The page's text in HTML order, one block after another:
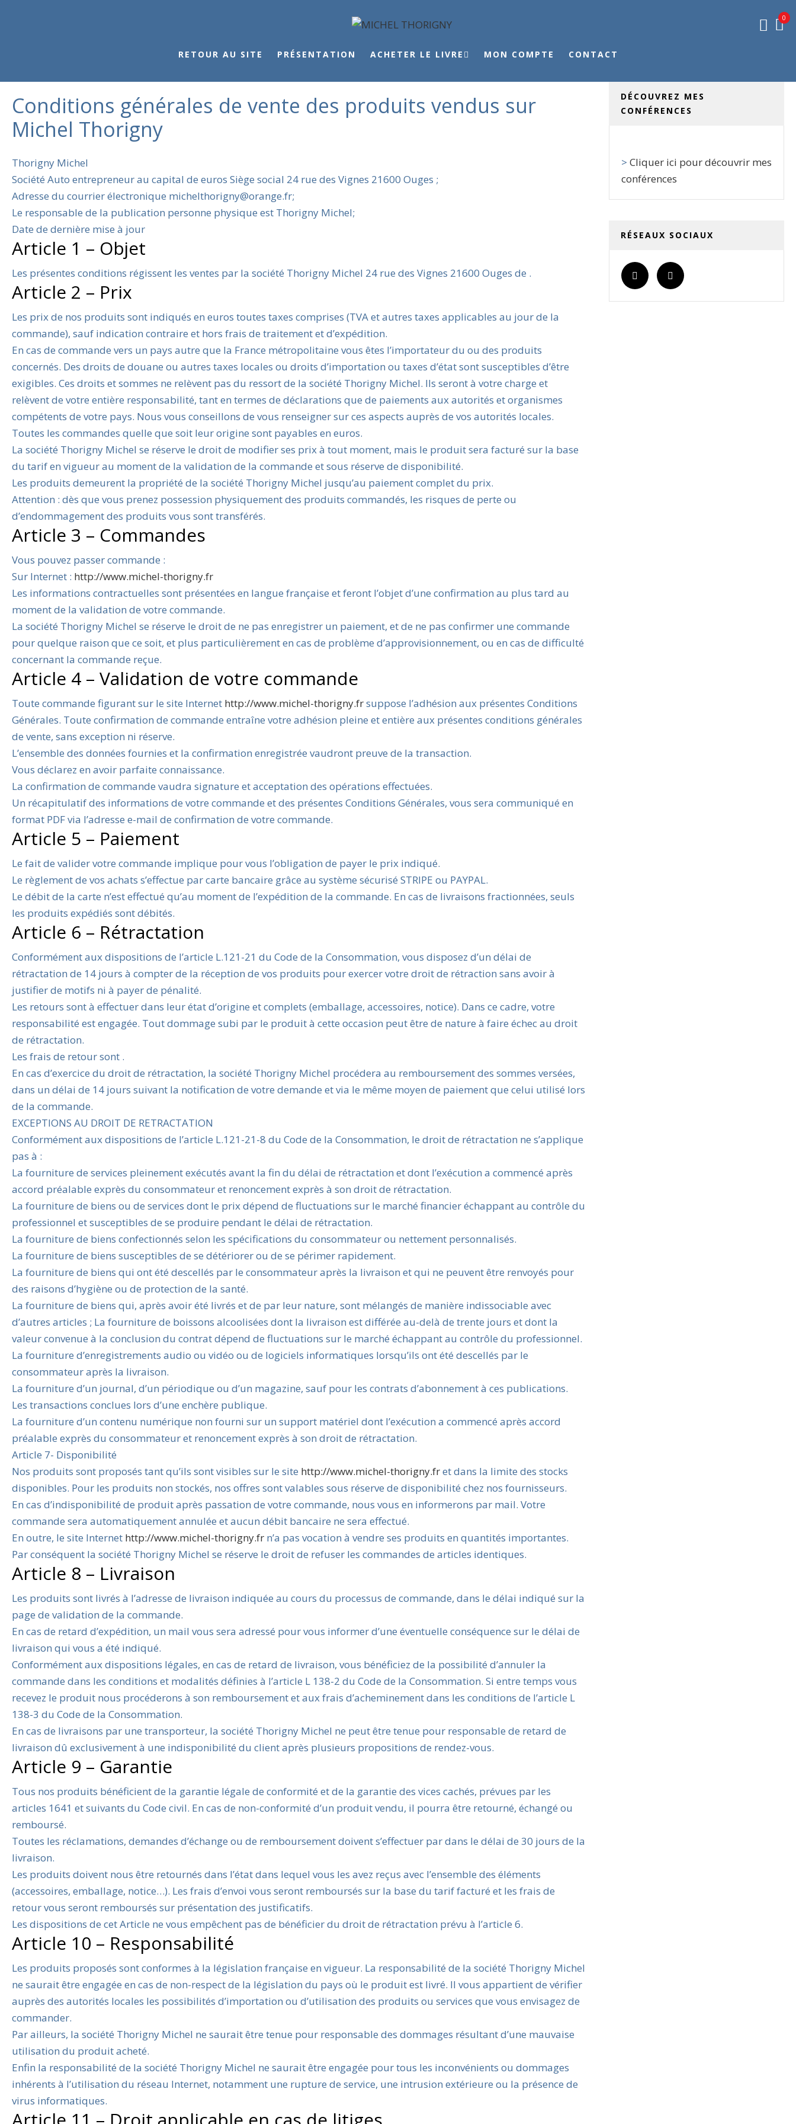
0
RETOUR AU SITE PRÉSENTATION ACHETER LE LIVRE MON COMPTE CONTACT
Conditions générales de vente des produits vendus sur
Michel Thorigny
Thorigny Michel
Société Auto entrepreneur au capital de euros Siège social 24 rue des Vignes 21600 Ouges ;
Adresse du courrier électronique michelthorigny@orange.fr;
Le responsable de la publication personne physique est Thorigny Michel;
Date de dernière mise à jour
Article 1 – Objet
Les présentes conditions régissent les ventes par la société Thorigny Michel 24 rue des Vignes 21600 Ouges de .
Article 2 – Prix
Les prix de nos produits sont indiqués en euros toutes taxes comprises (TVA et autres taxes applicables au jour de la
commande), sauf indication contraire et hors frais de traitement et d’expédition.
En cas de commande vers un pays autre que la France métropolitaine vous êtes l’importateur du ou des produits
concernés. Des droits de douane ou autres taxes locales ou droits d’importation ou taxes d’état sont susceptibles d’être
exigibles. Ces droits et sommes ne relèvent pas du ressort de la société Thorigny Michel. Ils seront à votre charge et
relèvent de votre entière responsabilité, tant en termes de déclarations que de paiements aux autorités et organismes
compétents de votre pays. Nous vous conseillons de vous renseigner sur ces aspects auprès de vos autorités locales.
Toutes les commandes quelle que soit leur origine sont payables en euros.
La société Thorigny Michel se réserve le droit de modifier ses prix à tout moment, mais le produit sera facturé sur la base
du tarif en vigueur au moment de la validation de la commande et sous réserve de disponibilité.
Les produits demeurent la propriété de la société Thorigny Michel jusqu’au paiement complet du prix.
Attention : dès que vous prenez possession physiquement des produits commandés, les risques de perte ou
d’endommagement des produits vous sont transférés.
Article 3 – Commandes
Vous pouvez passer commande :
Sur Internet : http://www.michel-thorigny.fr
Les informations contractuelles sont présentées en langue française et feront l’objet d’une confirmation au plus tard au
moment de la validation de votre commande.
La société Thorigny Michel se réserve le droit de ne pas enregistrer un paiement, et de ne pas confirmer une commande
pour quelque raison que ce soit, et plus particulièrement en cas de problème d’approvisionnement, ou en cas de difficulté
concernant la commande reçue.
Article 4 – Validation de votre commande
Toute commande figurant sur le site Internet http://www.michel-thorigny.frsuppose l’adhésion aux présentes Conditions
Générales. Toute confirmation de commande entraîne votre adhésion pleine et entière aux présentes conditions générales
de vente, sans exception ni réserve.
L’ensemble des données fournies et la confirmation enregistrée vaudront preuve de la transaction.
Vous déclarez en avoir parfaite connaissance.
La confirmation de commande vaudra signature et acceptation des opérations effectuées.
Un récapitulatif des informations de votre commande et des présentes Conditions Générales, vous sera communiqué en
format PDF via l’adresse e-mail de confirmation de votre commande.
Article 5 – Paiement
Le fait de valider votre commande implique pour vous l’obligation de payer le prix indiqué.
Le règlement de vos achats s’effectue par carte bancaire grâce au système sécurisé STRIPE ou PAYPAL.
Le débit de la carte n’est effectué qu’au moment de l’expédition de la commande. En cas de livraisons fractionnées, seuls
les produits expédiés sont débités.
Article 6 – Rétractation
Conformément aux dispositions de l’article L.121-21 du Code de la Consommation, vous disposez d’un délai de
rétractation de 14 jours à compter de la réception de vos produits pour exercer votre droit de rétraction sans avoir à
justifier de motifs ni à payer de pénalité.
Les retours sont à effectuer dans leur état d’origine et complets (emballage, accessoires, notice). Dans ce cadre, votre
responsabilité est engagée. Tout dommage subi par le produit à cette occasion peut être de nature à faire échec au droit
de rétractation.
Les frais de retour sont .
En cas d’exercice du droit de rétractation, la société Thorigny Michel procédera au remboursement des sommes versées,
dans un délai de 14 jours suivant la notification de votre demande et via le même moyen de paiement que celui utilisé lors
de la commande.
EXCEPTIONS AU DROIT DE RETRACTATION
Conformément aux dispositions de l’article L.121-21-8 du Code de la Consommation, le droit de rétractation ne s’applique
pas à :
La fourniture de services pleinement exécutés avant la fin du délai de rétractation et dont l’exécution a commencé après
accord préalable exprès du consommateur et renoncement exprès à son droit de rétractation.
La fourniture de biens ou de services dont le prix dépend de fluctuations sur le marché financier échappant au contrôle du
professionnel et susceptibles de se produire pendant le délai de rétractation.
La fourniture de biens confectionnés selon les spécifications du consommateur ou nettement personnalisés.
La fourniture de biens susceptibles de se détériorer ou de se périmer rapidement.
La fourniture de biens qui ont été descellés par le consommateur après la livraison et qui ne peuvent être renvoyés pour
des raisons d’hygiène ou de protection de la santé.
La fourniture de biens qui, après avoir été livrés et de par leur nature, sont mélangés de manière indissociable avec
d’autres articles ; La fourniture de boissons alcoolisées dont la livraison est différée au-delà de trente jours et dont la
valeur convenue à la conclusion du contrat dépend de fluctuations sur le marché échappant au contrôle du professionnel.
La fourniture d’enregistrements audio ou vidéo ou de logiciels informatiques lorsqu’ils ont été descellés par le
consommateur après la livraison.
La fourniture d’un journal, d’un périodique ou d’un magazine, sauf pour les contrats d’abonnement à ces publications.
Les transactions conclues lors d’une enchère publique.
La fourniture d’un contenu numérique non fourni sur un support matériel dont l’exécution a commencé après accord
préalable exprès du consommateur et renoncement exprès à son droit de rétractation.
Article 7- Disponibilité
Nos produits sont proposés tant qu’ils sont visibles sur le site http://www.michel-thorigny.fret dans la limite des stocks
disponibles. Pour les produits non stockés, nos offres sont valables sous réserve de disponibilité chez nos fournisseurs.
En cas d’indisponibilité de produit après passation de votre commande, nous vous en informerons par mail. Votre
commande sera automatiquement annulée et aucun débit bancaire ne sera effectué.
En outre, le site Internet http://www.michel-thorigny.fr n’a pas vocation à vendre ses produits en quantités importantes.
Par conséquent la société Thorigny Michel se réserve le droit de refuser les commandes de articles identiques.
Article 8 – Livraison
Les produits sont livrés à l’adresse de livraison indiquée au cours du processus de commande, dans le délai indiqué sur la
page de validation de la commande.
En cas de retard d’expédition, un mail vous sera adressé pour vous informer d’une éventuelle conséquence sur le délai de
livraison qui vous a été indiqué.
Conformément aux dispositions légales, en cas de retard de livraison, vous bénéficiez de la possibilité d’annuler la
commande dans les conditions et modalités définies à l’article L 138-2 du Code de la Consommation. Si entre temps vous
recevez le produit nous procéderons à son remboursement et aux frais d’acheminement dans les conditions de l’article L
138-3 du Code de la Consommation.
En cas de livraisons par une transporteur, la société Thorigny Michel ne peut être tenue pour responsable de retard de
livraison dû exclusivement à une indisponibilité du client après plusieurs propositions de rendez-vous.
Article 9 – Garantie
Tous nos produits bénéficient de la garantie légale de conformité et de la garantie des vices cachés, prévues par les
articles 1641 et suivants du Code civil. En cas de non-conformité d’un produit vendu, il pourra être retourné, échangé ou
remboursé.
Toutes les réclamations, demandes d’échange ou de remboursement doivent s’effectuer par dans le délai de 30 jours de la
livraison.
Les produits doivent nous être retournés dans l’état dans lequel vous les avez reçus avec l’ensemble des éléments
(accessoires, emballage, notice…). Les frais d’envoi vous seront remboursés sur la base du tarif facturé et les frais de
retour vous seront remboursés sur présentation des justificatifs.
Les dispositions de cet Article ne vous empêchent pas de bénéficier du droit de rétractation prévu à l’article 6.
Article 10 – Responsabilité
Les produits proposés sont conformes à la législation française en vigueur. La responsabilité de la société Thorigny Michel
ne saurait être engagée en cas de non-respect de la législation du pays où le produit est livré. Il vous appartient de vérifier
auprès des autorités locales les possibilités d’importation ou d’utilisation des produits ou services que vous envisagez de
commander.
Par ailleurs, la société Thorigny Michel ne saurait être tenue pour responsable des dommages résultant d’une mauvaise
utilisation du produit acheté.
Enfin la responsabilité de la société Thorigny Michel ne saurait être engagée pour tous les inconvénients ou dommages
inhérents à l’utilisation du réseau Internet, notamment une rupture de service, une intrusion extérieure ou la présence de
virus informatiques.
DÉCOUVREZ MES
CONFÉRENCES
> Cliquer ici pour découvrir mes
conférences
RÉSEAUX SOCIAUX